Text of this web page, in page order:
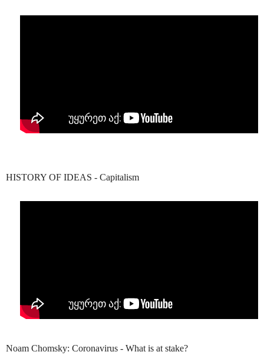
HISTORY OF IDEAS - Capitalism
Noam Chomsky: Coronavirus - What is at stake?